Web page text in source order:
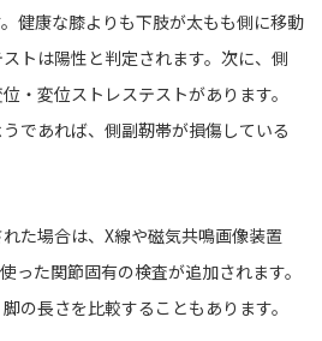
健康な膝よりも下肢が太もも側に移動
トは陽性と判定されます。次に、側
・変位ストレステストがあります。
であれば、側副靭帯が損傷している
た場合は、X線や磁気共鳴画像装置
った関節固有の検査が追加されます。
の長さを比較することもあります。